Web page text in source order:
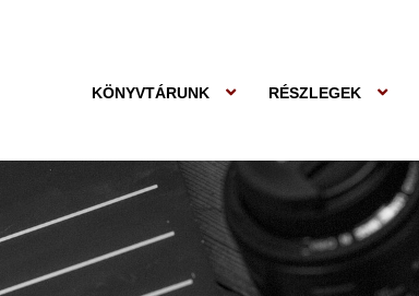
KÖNYVTÁRUNK RÉSZLEGEK